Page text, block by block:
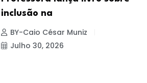
inclusão na
BY-Caio César Muniz
Julho 30, 2026